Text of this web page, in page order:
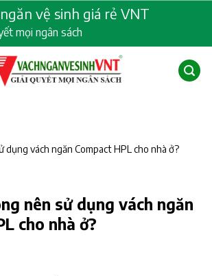
vệ sinh giá rẻ VNT
mọi ngân sách
dụng vách ngăn Compact HPL cho nhà ở?
nên sử dụng vách ngăn
cho nhà ở?